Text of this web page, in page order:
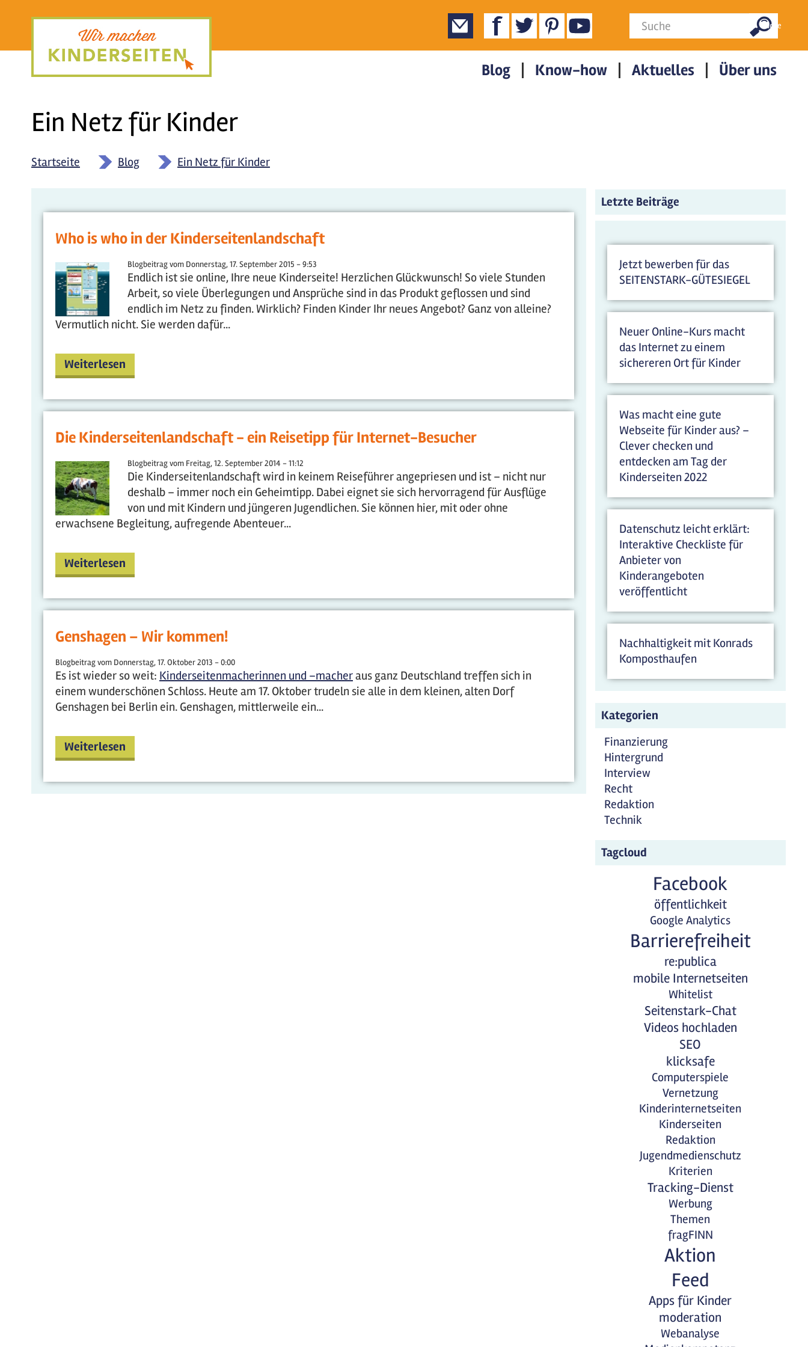
Suchformular Suche
Blog Know-how Aktuelles Über uns
Ein Netz für Kinder
Startseite » Blog » Ein Netz für Kinder
Who is who in der Kinderseitenlandschaft
Blogbeitrag vom Donnerstag, 17. September 2015 - 9:53
Endlich ist sie online, Ihre neue Kinderseite! Herzlichen Glückwunsch! So viele Stunden
Arbeit, so viele Überlegungen und Ansprüche sind in das Produkt geflossen und sind
endlich im Netz zu finden. Wirklich? Finden Kinder Ihr neues Angebot? Ganz von alleine?
Vermutlich nicht. Sie werden dafür...
Weiterlesen
Die Kinderseitenlandschaft - ein Reisetipp für Internet-Besucher
Blogbeitrag vom Freitag, 12. September 2014 - 11:12
Die Kinderseitenlandschaft wird in keinem Reiseführer angepriesen und ist – nicht nur
deshalb – immer noch ein Geheimtipp. Dabei eignet sie sich hervorragend für Ausflüge
von und mit Kindern und jüngeren Jugendlichen. Sie können hier, mit oder ohne
erwachsene Begleitung, aufregende Abenteuer...
Weiterlesen
Genshagen – Wir kommen!
Blogbeitrag vom Donnerstag, 17. Oktober 2013 - 0:00
Es ist wieder so weit: Kinderseitenmacherinnen und –macheraus ganz Deutschland treffen sich in
einem wunderschönen Schloss. Heute am 17. Oktober trudeln sie alle in dem kleinen, alten Dorf
Genshagen bei Berlin ein. Genshagen, mittlerweile ein...
Weiterlesen
Letzte Beiträge
Jetzt bewerben für das
SEITENSTARK-GÜTESIEGEL
Neuer Online-Kurs macht
das Internet zu einem
sichereren Ort für Kinder
Was macht eine gute
Webseite für Kinder aus? –
Clever checken und
entdecken am Tag der
Kinderseiten 2022
Datenschutz leicht erklärt:
Interaktive Checkliste für
Anbieter von
Kinderangeboten
veröffentlicht
Nachhaltigkeit mit Konrads
Komposthaufen
Kategorien
Finanzierung
Hintergrund
Interview
Recht
Redaktion
Technik
Tagcloud
Facebook
öffentlichkeit
Google Analytics
Barrierefreiheit
re:publica
mobile Internetseiten
Whitelist
Seitenstark-Chat
Videos hochladen
SEO
klicksafe
Computerspiele
Vernetzung
Kinderinternetseiten
Kinderseiten
Redaktion
Jugendmedienschutz
Kriterien
Tracking-Dienst
Werbung
Themen
fragFINN
Aktion
Feed
Apps für Kinder
moderation
Webanalyse